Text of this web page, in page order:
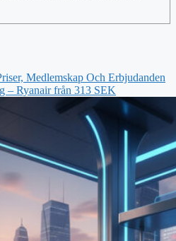
Medlemskap Och Erbjudanden
– Ryanair från 313 SEK